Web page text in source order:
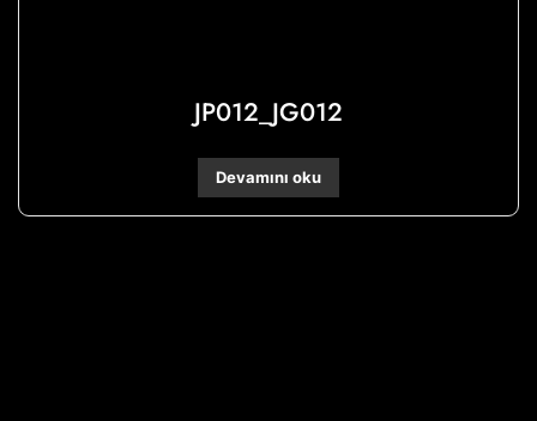
JP012_JG012
Devamını oku